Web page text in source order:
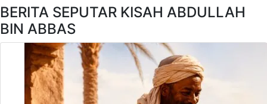
BERITA SEPUTAR KISAH ABDULLAH
BIN ABBAS